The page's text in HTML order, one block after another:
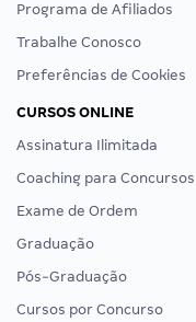
Programa de Afiliados
Trabalhe Conosco
Preferências de Cookies
CURSOS ONLINE
Assinatura Ilimitada
Coaching para Concursos
Exame de Ordem
Graduação
Pós-Graduação
Cursos por Concurso